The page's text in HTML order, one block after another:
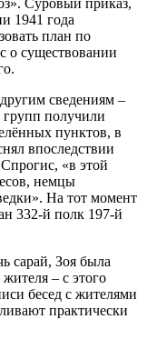
Суровый приказ,
1941 года
план по
о существовании
сведениям –
получили
пунктов, в
впоследствии
«в этой
немцы
На тот момент
332-й полк 197-й
сарай, Зоя была
– с этого
бесед с жителями
практически